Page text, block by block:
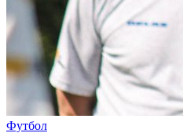
Футбол